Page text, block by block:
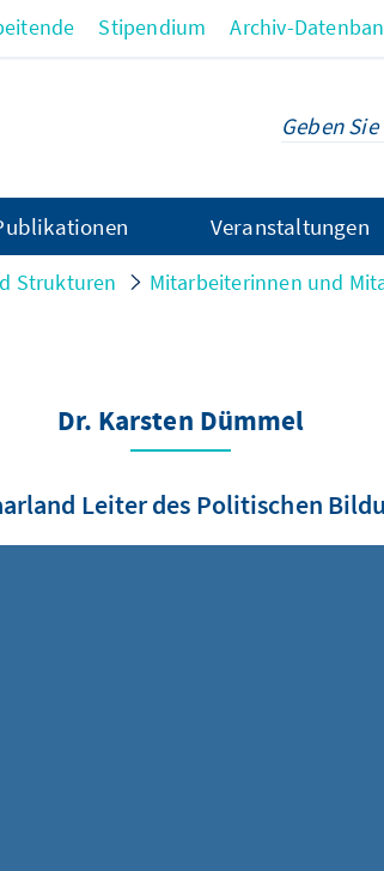
Stipendium Archiv-
Veranstaltungen
Strukturen Mitarbeiterinnen und
Dr. Karsten Dümmel
Leiter des Politischen